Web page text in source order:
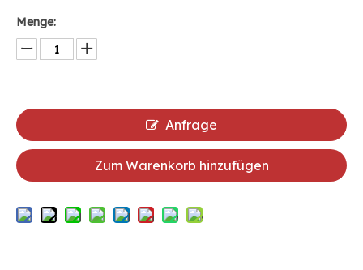
Menge:
Anfrage
Zum Warenkorb hinzufügen